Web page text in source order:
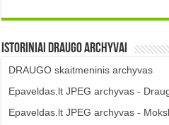
Istoriniai DRAUGO Archyvai
DRAUGO skaitmeninis archyvas
Epaveldas.lt JPEG archyvas -
Epaveldas.lt JPEG archyvas -